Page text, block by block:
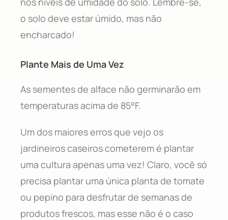
o solo deve estar úmido, mas não
encharcado!
Plante Mais de Uma Vez
As sementes de alface não germinarão em
temperaturas acima de 85°F.
Um dos maiores erros que vejo os
jardineiros caseiros cometerem é plantar
uma cultura apenas uma vez! Claro, você só
precisa plantar uma única planta de tomate
ou pepino para desfrutar de semanas de
produtos frescos, mas esse não é o caso